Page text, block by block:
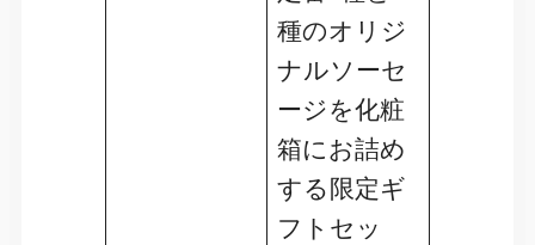
種のオリジ
ナルソーセ
ージを化粧
箱にお詰め
する限定ギ
フトセッ